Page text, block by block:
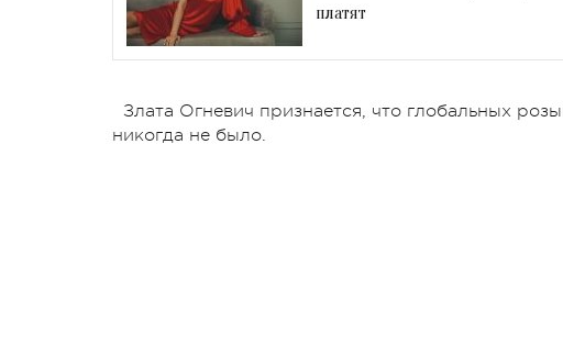
платят
Злата Огневич признается, что глобальных
никогда не было.